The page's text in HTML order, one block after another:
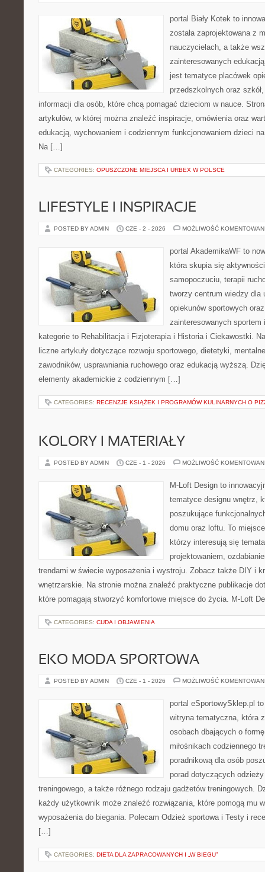
portal Biały Kotek to
została zaprojektowana z
nauczycielach, a także
zainteresowanych
jest tematyce placówek
przedszkolnych oraz
informacji dla osób, które chcą pomagać dzieciom w nauce.
artykułów, w której można znaleźć inspiracje, omówienia oraz
edukacją, wychowaniem i codziennym funkcjonowaniem dzieci
Na […]
CATEGORIES: OPUSZCZONE MIEJSCA I URBEX W POLSCE
LIFESTYLE I INSPIRACJE
POSTED BY ADMIN CZE - 2 - 2026 MOŻLIWOŚĆ
portal AkademikaWF to
która skupia się
samopoczuciu, terapii
tworzy centrum wiedzy dla
opiekunów sportowych
zainteresowanych sportem
kategorie to Rehabilitacja i Fizjoterapia i Historia i Ciekawostki.
liczne artykuły dotyczące rozwoju sportowego, dietetyki,
zawodników, usprawniania ruchowego oraz edukacją wyższą.
elementy akademickie z codziennym […]
CATEGORIES: RECENZJE KSIĄŻEK I PROGRAMÓW KULINARNYCH O
KOLORY I MATERIAŁY
POSTED BY ADMIN CZE - 1 - 2026 MOŻLIWOŚĆ
M-Loft Design to
tematyce designu wnętrz,
poszukujące
domu oraz loftu. To
którzy interesują się
projektowaniem,
trendami w świecie wyposażenia i wystroju. Zobacz także DIY i
wnętrzarskie. Na stronie można znaleźć praktyczne publikacje
które pomagają stworzyć komfortowe miejsce do życia. M-Loft
CATEGORIES: CUDA I OBJAWIENIA
EKO MODA SPORTOWA
POSTED BY ADMIN CZE - 1 - 2026 MOŻLIWOŚĆ
portal eSportowySklep.pl
witryna tematyczna, która
osobach dbających o
miłośnikach codziennego
poradnikową dla osób
porad dotyczących
treningowego, a także różnego rodzaju gadżetów treningowych.
każdy użytkownik może znaleźć rozwiązania, które pomogą mu
wyposażenia do biegania. Polecam Odzież sportowa i Testy i
[…]
CATEGORIES: DIETA DLA ZAPRACOWANYCH I „W BIEGU”